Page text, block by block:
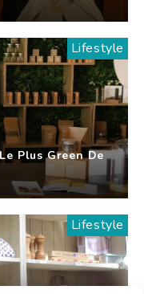
Lifestyle
Plus Green De
Lifestyle